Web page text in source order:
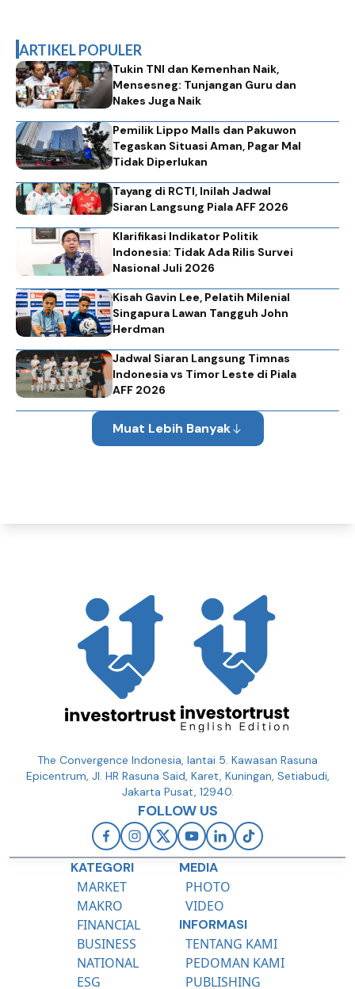
ARTIKEL POPULER
Tukin TNI dan Kemenhan Naik,
Mensesneg: Tunjangan Guru dan
Nakes Juga Naik
Pemilik Lippo Malls dan Pakuwon
Tegaskan Situasi Aman, Pagar Mal
Tidak Diperlukan
Tayang di RCTI, Inilah Jadwal
Siaran Langsung Piala AFF 2026
Klarifikasi Indikator Politik
Indonesia: Tidak Ada Rilis Survei
Nasional Juli 2026
Kisah Gavin Lee, Pelatih Milenial
Singapura Lawan Tangguh John
Herdman
Jadwal Siaran Langsung Timnas
Indonesia vs Timor Leste di Piala
AFF 2026
Muat Lebih Banyak
The Convergence Indonesia, lantai 5. Kawasan Rasuna
Epicentrum, Jl. HR Rasuna Said, Karet, Kuningan, Setiabudi,
Jakarta Pusat, 12940.
FOLLOW US
KATEGORI
MARKET
MAKRO
FINANCIAL
BUSINESS
NATIONAL
ESG
MEDIA
PHOTO
VIDEO
INFORMASI
TENTANG KAMI
PEDOMAN KAMI
PUBLISHING